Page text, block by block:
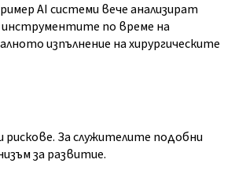
AI системи вече анализират
инструментите по време на
изпълнение на хирургическите
За служителите подобни
за развитие.